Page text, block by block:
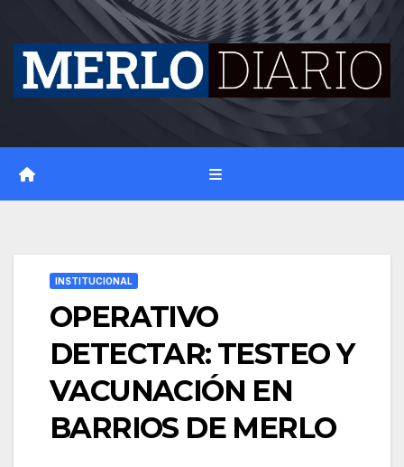
content
INSTITUCIONAL
OPERATIVO
DETECTAR: TESTEO Y
VACUNACIÓN EN
BARRIOS DE MERLO